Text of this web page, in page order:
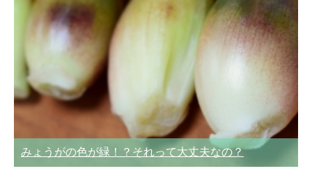
みょうがの色が緑！？それって大丈夫なの？